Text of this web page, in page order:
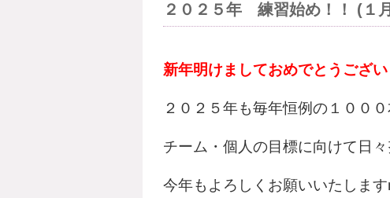
２０２５年 練習始め！！ (１月
新年明けましておめでとうござい
２０２５年も毎年恒例の１００
チーム・個人の目標に向けて日
今年もよろしくお願いいたしま